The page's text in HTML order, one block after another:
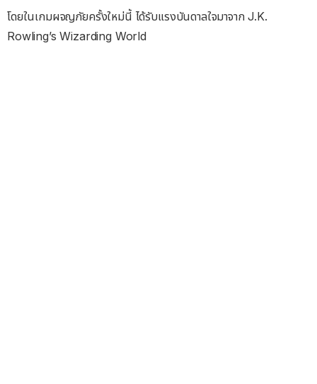
โดยในเกมผจญภัยครั้งใหม่นี้ ได้รับแรงบันดาลใจมาจาก J.K.
Rowling’s Wizarding World